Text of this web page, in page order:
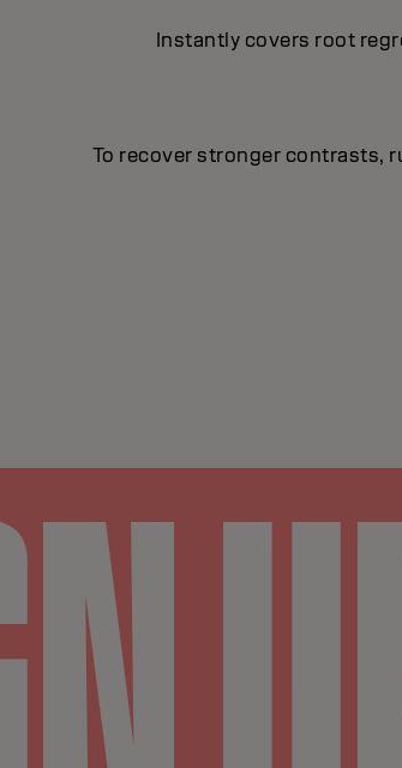
Instantly covers root
To recover stronger contrasts,